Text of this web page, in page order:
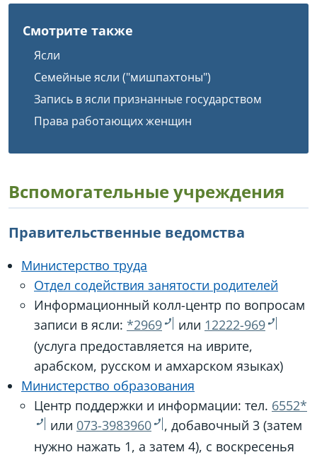
Смотрите также
Ясли
Семейные ясли ("мишпахтоны")
Запись в ясли признанные государством
Права работающих женщин
Вспомогательные учреждения
Правительственные ведомства
Министерство труда
Отдел содействия занятости родителей
Информационный колл-центр по вопросам
записи в ясли: *2969 или 12222-969
(услуга предоставляется на иврите,
арабском, русском и амхарском языках)
Министерство образования
Центр поддержки и информации: тел. 6552*
или 073-3983960
, добавочный 3 (затем
нужно нажать 1, а затем 4), с воскресенья